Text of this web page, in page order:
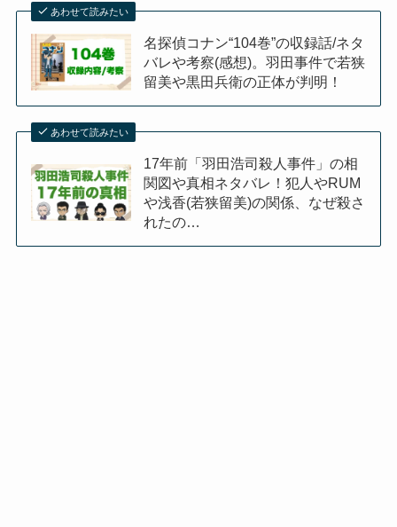
あわせて読みたい
名探偵コナン“104巻”の収録話/ネタ
バレや考察(感想)。羽田事件で若狭
留美や黒田兵衛の正体が判明！
あわせて読みたい
17年前「羽田浩司殺人事件」の相
関図や真相ネタバレ！犯人やRUM
や浅香(若狭留美)の関係、なぜ殺さ
れたの…